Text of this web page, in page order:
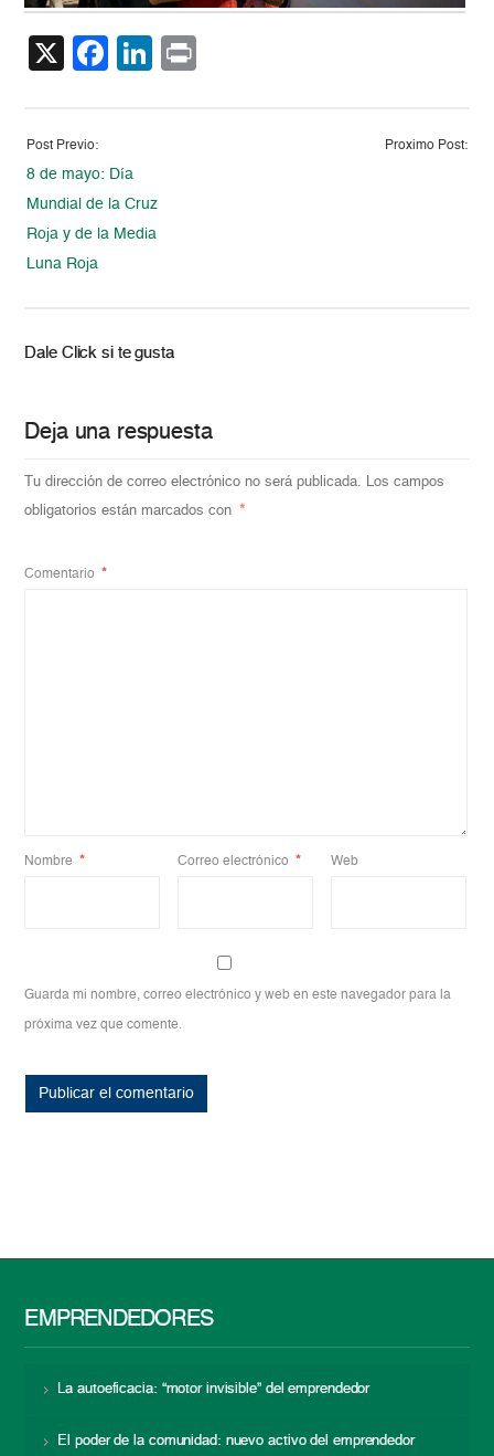
X Facebook
LinkedIn
Post Previo:
8 de mayo: Día
Mundial de la Cruz
Roja y de la Media
Luna Roja
Proximo Post:
Dale Click si te gusta
Deja una respuesta
Tu dirección de correo electrónico no será publicada. Los campos
obligatorios están marcados con
*
Comentario *
Nombre * Correo electrónico * Web
Guarda mi nombre, correo electrónico y web en este navegador para la
próxima vez que comente.
EMPRENDEDORES
La autoeficacia: “motor invisible” del emprendedor
El poder de la comunidad: nuevo activo del emprendedor